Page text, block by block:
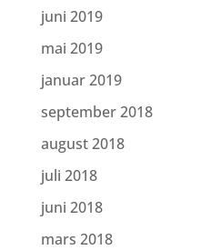
juni 2019
mai 2019
januar 2019
september 2018
august 2018
juli 2018
juni 2018
mars 2018